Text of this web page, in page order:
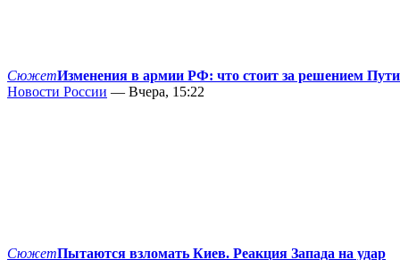
СюжетИзменения в армии РФ: что стоит за решением
Новости России — Вчера, 15:22
СюжетПытаются взломать Киев. Реакция Запада на удар